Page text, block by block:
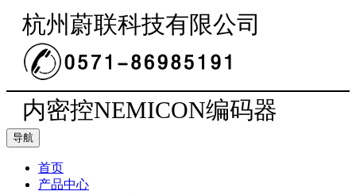
杭州蔚联科技有限公司
内密控NEMICON编码器
导航
首页
产品中心